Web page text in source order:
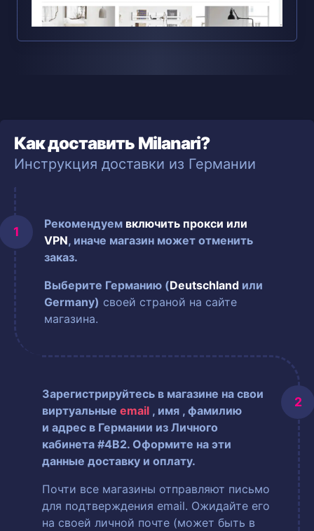
Как доставить Milanari?
Инструкция доставки из Германии
Рекомендуем включить прокси или
VPN, иначе магазин может отменить
заказ.
Выберите Германию (Deutschland или
Germany) своей страной на сайте
магазина.
Зарегистрируйтесь в магазине на свои
виртуальные email , имя , фамилию
и адрес в Германии из Личного
кабинета #4B2. Оформите на эти
данные доставку и оплату.
Почти все магазины отправляют письмо
для подтверждения email. Ожидайте его
на своей личной почте (может быть в